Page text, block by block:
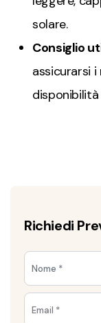
solare.
Consiglio
assicurarsi
Richiedi